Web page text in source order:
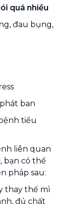
quá nhiều
đau bụng,
ban
tiểu
liên quan
bạn có thể
pháp sau:
thay thế mì
đủ chất